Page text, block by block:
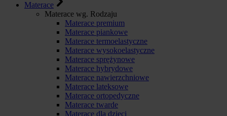
Materace
Materace wg. Rodzaju
Materace premium
Materace piankowe
Materace termoelastyczne
Materace wysokoelastyczne
Materace sprężynowe
Materace hybrydowe
Materace nawierzchniowe
Materace lateksowe
Materace ortopedyczne
Materace twarde
Materace dla dzieci